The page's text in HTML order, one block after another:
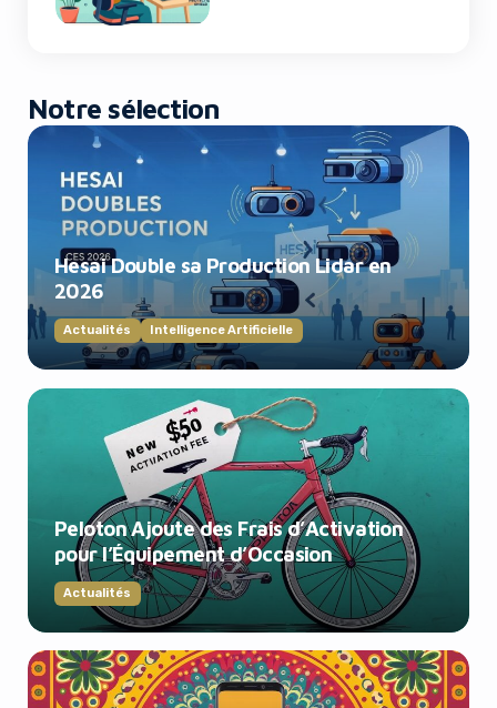
Notre sélection
Hesai Double sa Production Lidar en
2026
Actualités Intelligence Artificielle
Peloton Ajoute des Frais d’Activation
pour l’Équipement d’Occasion
Actualités